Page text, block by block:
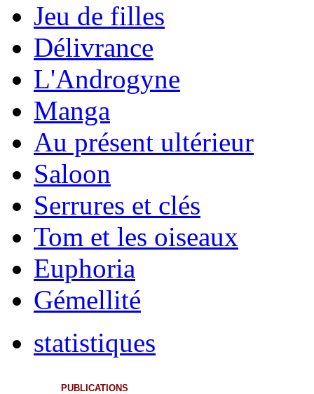
Jeu de filles
Délivrance
L'Androgyne
Manga
Au présent ultérieur
Saloon
Serrures et clés
Tom et les oiseaux
Euphoria
Gémellité
statistiques
PUBLICATIONS